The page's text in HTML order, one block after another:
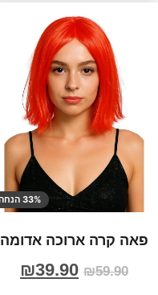
33% הנחה
פאה קרה ארוכה אדומה
₪59.90
₪39.90